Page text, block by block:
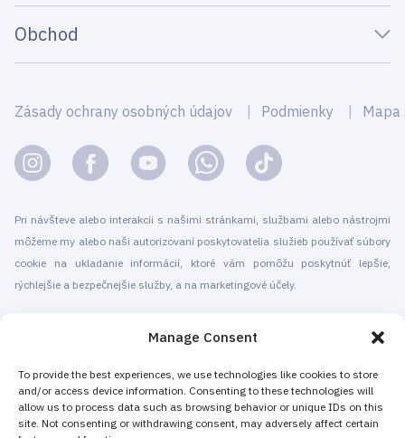
Manage Consent
To provide the best experiences, we use technologies like cookies to store
and/or access device information. Consenting to these technologies will
allow us to process data such as browsing behavior or unique IDs on this
site. Not consenting or withdrawing consent, may adversely affect certain
Obchod
Zásady ochrany osobných údajov Podmienky Mapa
Pri návšteve alebo interakcii s našimi stránkami, službami alebo nástrojmi
môžeme my alebo naši autorizovaní poskytovatelia služieb používať súbory
cookie na ukladanie informácií, ktoré vám pomôžu poskytnúť lepšie,
rýchlejšie a bezpečnejšie služby, a na marketingové účely.
prístroje. Všetky práva vyhradené.
Propagácia pomocou
Spoločnosť Cryomed vyrába zariadenia na kryoterapiu od roku 2002. Naše
celotelové kryosauny a lokálne kryogénne zariadenia majú certifikát CE.